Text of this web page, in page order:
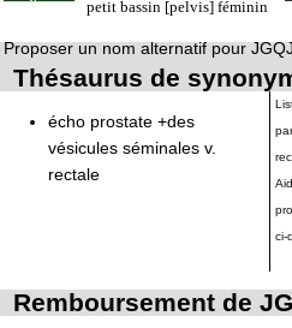
petit bassin [pelvis] féminin
Proposer un nom alternatif pour
Thésaurus de
écho prostate +des
vésicules séminales v.
rectale
ci-
Remboursement de